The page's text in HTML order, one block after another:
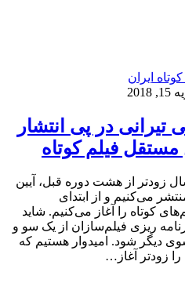
ایران
در پی انتشار
فیلم کوتاه
زودتر از هشت دوره قبل، آیین
می‌کنیم و از ابتدای
کوتاه را آغاز می‌کنیم. شاید
ریزی فیلم‌سازان از یک سو و
دیگر شود. امیدوار هستیم که
زودتر آغاز…